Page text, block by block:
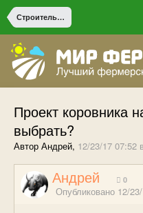
Строительство на ферме
Проект коровника
выбрать?
Автор Андрей, 12/23/17 07:52 в
Андрей 0
Опубликовано 12/